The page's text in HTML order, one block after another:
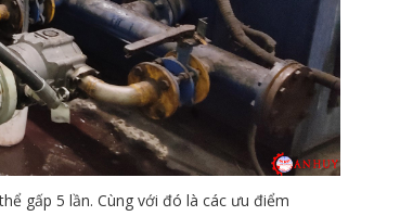
gấp 5 lần. Cùng với đó là các ưu điểm